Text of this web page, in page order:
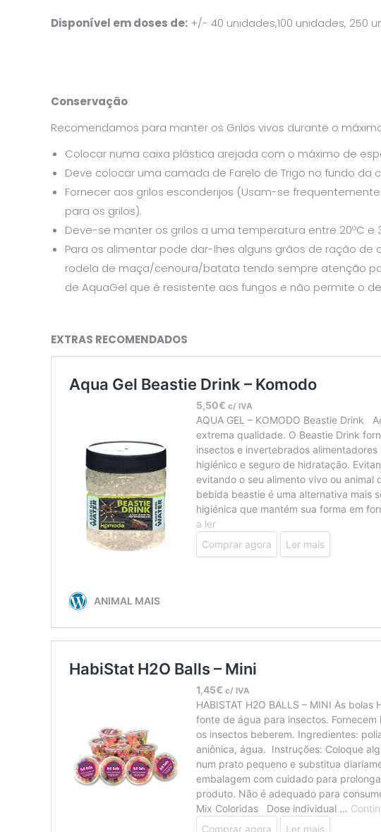
Disponível em doses de: +/- 40 unidades,100 unidades, 250
Conservação
Recomendamos para manter os Grilos vivos durante o
Colocar numa caixa plástica arejada com o máximo de
Deve colocar uma camada de Farelo de Trigo no fundo
Fornecer aos grilos esconderijos (Usam-se
para os grilos).
Deve-se manter os grilos a uma temperatura entre 20ºC
Para os alimentar pode dar-lhes alguns grãos de ração
rodela de maça/cenoura/batata tendo sempre atenção
de AquaGel que é resistente aos fungos e não permite o
EXTRAS RECOMENDADOS